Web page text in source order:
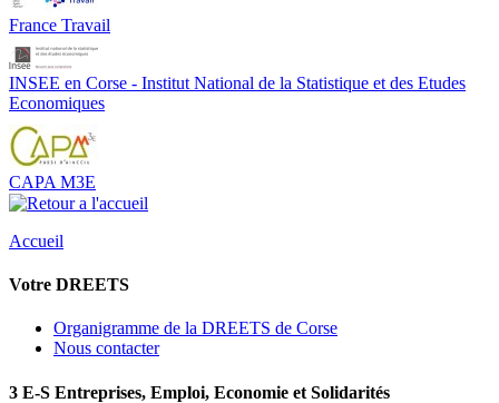
France Travail
INSEE en Corse - Institut National de la Statistique et des Etudes
Economiques
CAPA M3E
Accueil
Votre DREETS
Organigramme de la DREETS de Corse
Nous contacter
3 E-S Entreprises, Emploi, Economie et Solidarités